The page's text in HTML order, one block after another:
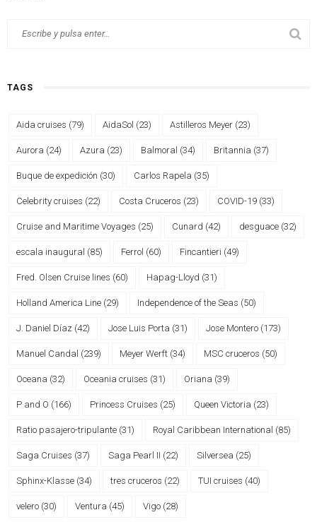
TAGS
Aida cruises (79) AidaSol (23) Astilleros Meyer (23)
Aurora (24) Azura (23) Balmoral (34) Britannia (37)
Buque de expedición (30) Carlos Rapela (35)
Celebrity cruises (22) Costa Cruceros (23) COVID-19 (33)
Cruise and Maritime Voyages (25) Cunard (42) desguace (32)
escala inaugural (85) Ferrol (60) Fincantieri (49)
Fred. Olsen Cruise lines (60) Hapag-Lloyd (31)
Holland America Line (29) Independence of the Seas (50)
J. Daniel Díaz (42) Jose Luis Porta (31) Jose Montero (173)
Manuel Candal (239) Meyer Werft (34) MSC cruceros (50)
Oceana (32) Oceania cruises (31) Oriana (39)
P and O (166) Princess Cruises (25) Queen Victoria (23)
Ratio pasajero-tripulante (31) Royal Caribbean International (85)
Saga Cruises (37) Saga Pearl II (22) Silversea (25)
Sphinx-Klasse (34) tres cruceros (22) TUI cruises (40)
velero (30) Ventura (45) Vigo (28)